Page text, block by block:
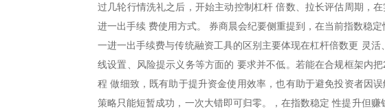
过几轮行情洗礼之后，开始主动控制杠杆 倍数、拉长评估周期，
进一出手续 费使用方式。 券商晨会纪要侧重提到，在当前指数稳
一进一出手续费与传统融资工具的区别主要体现在杠杆倍数更 灵
线设置、风险提示义务等方面的 要求并不低。若能在合规框架内
程 做细致，既有助于提升资金使用效率，也有助于避免投资者因
策略只能短暂成功，一次大错即可归零。，在指数稳定 性提升但